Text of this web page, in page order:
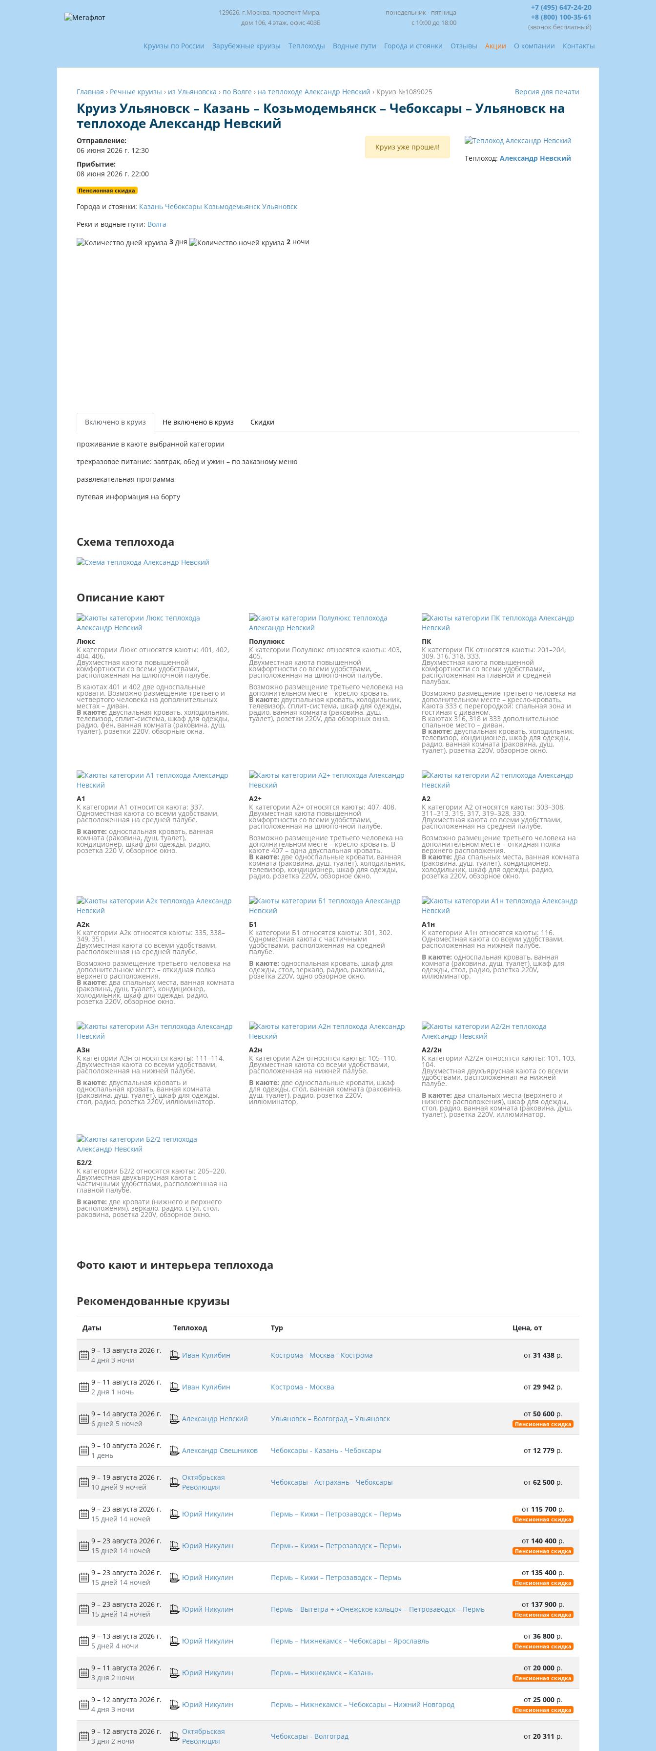
129626, г.Москва, проспект Мира,
дом 106, 4 этаж, офис 403Б
понедельник - пятница
с 10:00 до 18:00
+7 (495) 647-24-20
+8 (800) 100-35-61
(звонок бесплатный)
Круизы по России Зарубежные круизы Теплоходы Водные пути Города и стоянки Отзывы Акции О компании Контакты
Версия для печати
Главная › Речные круизы › из Ульяновска › по Волге › на теплоходе Александр Невский › Круиз №1089025
Круиз Ульяновск – Казань – Козьмодемьянск – Чебоксары – Ульяновск на
теплоходе Александр Невский
Отправление:
06 июня 2026 г. 12:30
Прибытие:
08 июня 2026 г. 22:00
Пенсионная скидка
Круиз уже прошел!
Города и стоянки: Казань Чебоксары Козьмодемьянск Ульяновск
Реки и водные пути: Волга
3 дня 2 ночи
Теплоход: Александр Невский
Включено в круиз Не включено в круиз Скидки
проживание в каюте выбранной категории
трехразовое питание: завтрак, обед и ужин – по заказному меню
развлекательная программа
путевая информация на борту
Схема теплохода
Описание кают
Люкс
К категории Люкс относятся каюты: 401, 402,
404, 406.
Двухместная каюта повышенной
комфортности со всеми удобствами,
расположенная на шлюпочной палубе.
В каютах 401 и 402 две односпальные
кровати. Возможно размещение третьего и
четвертого человека на дополнительных
местах – диван.
В каюте:двуспальная кровать, холодильник,
телевизор, сплит-система, шкаф для одежды,
радио, фен, ванная комната (раковина, душ,
туалет), розетки 220V, обзорные окна.
Полулюкс
К категории Полулюкс относятся каюты: 403,
405.
Двухместная каюта повышенной
комфортности со всеми удобствами,
расположенная на шлюпочной палубе.
Возможно размещение третьего человека на
дополнительном месте – кресло-кровать.
В каюте: двуспальная кровать, холодильник,
телевизор, сплит-система, шкаф для одежды,
радио, ванная комната (раковина, душ,
туалет), розетки 220V, два обзорных окна.
ПК
К категории ПК относятся каюты: 201–204,
309, 316, 318, 333.
Двухместная каюта повышенной
комфортности со всеми удобствами,
расположенная на главной и средней
палубах.
Возможно размещение третьего человека на
дополнительном месте – кресло-кровать.
Каюта 333 с перегородкой: спальная зона и
гостиная с диваном.
В каютах 316, 318 и 333 дополнительное
спальное место – диван.
В каюте: двуспальная кровать, холодильник,
телевизор, кондиционер, шкаф для одежды,
радио, ванная комната (раковина, душ,
туалет), розетка 220V, обзорное окно.
А1
К категории А1 относится каюта: 337.
Одноместная каюта со всеми удобствами,
расположенная на средней палубе.
В каюте: односпальная кровать, ванная
комната (раковина, душ, туалет),
кондиционер, шкаф для одежды, радио,
розетка 220 V, обзорное окно.
А2+
К категории А2+ относятся каюты: 407, 408.
Двухместная каюта повышенной
комфортности со всеми удобствами,
расположенная на шлюпочной палубе.
Возможно размещение третьего человека на
дополнительном месте – кресло-кровать. В
каюте 407 – одна двуспальная кровать.
В каюте: две односпальные кровати, ванная
комната (раковина, душ, туалет), холодильник,
телевизор, кондиционер, шкаф для одежды,
радио, розетка 220V, обзорное окно.
А2
К категории А2 относятся каюты: 303–308,
311–313, 315, 317, 319–328, 330.
Двухместная каюта со всеми удобствами,
расположенная на средней палубе.
Возможно размещение третьего человека на
дополнительном месте – откидная полка
верхнего расположения.
В каюте: два спальных места, ванная комната
(раковина, душ, туалет), кондиционер,
холодильник, шкаф для одежды, радио,
розетка 220V, обзорное окно.
А2к
К категории А2к относятся каюты: 335, 338–
349, 351.
Двухместная каюта со всеми удобствами,
расположенная на средней палубе.
Возможно размещение третьего человека на
дополнительном месте – откидная полка
верхнего расположения.
В каюте: два спальных места, ванная комната
(раковина, душ, туалет), кондиционер,
холодильник, шкаф для одежды, радио,
розетка 220V, обзорное окно.
Б1
К категории Б1 относятся каюты: 301, 302.
Одноместная каюта с частичными
удобствами, расположенная на средней
палубе.
В каюте: односпальная кровать, шкаф для
одежды, стол, зеркало, радио, раковина,
розетка 220V, одно обзорное окно.
А1н
К категории А1н относятся каюты: 116.
Одноместная каюта со всеми удобствами,
расположенная на нижней палубе.
В каюте: односпальная кровать, ванная
комната (раковина, душ, туалет), шкаф для
одежды, стол, радио, розетка 220V,
иллюминатор.
А3н
К категории А3н относятся каюты: 111–114.
Двухместная каюта со всеми удобствами,
расположенная на нижней палубе.
В каюте: двуспальная кровать и
односпальная кровать, ванная комната
(раковина, душ, туалет), шкаф для одежды,
стол, радио, розетка 220V, иллюминатор.
А2н
К категории А2н относятся каюты: 105–110.
Двухместная каюта со всеми удобствами,
расположенная на нижней палубе.
В каюте: две односпальные кровати, шкаф
для одежды, стол, ванная комната (раковина,
душ, туалет), радио, розетка 220V,
иллюминатор.
А2/2н
К категории А2/2н относятся каюты: 101, 103,
104.
Двухместная двухъярусная каюта со всеми
удобствами, расположенная на нижней
палубе.
В каюте: два спальных места (верхнего и
нижнего расположения), шкаф для одежды,
стол, радио, ванная комната (раковина, душ,
туалет), розетка 220V, иллюминатор.
Б2/2
К категории Б2/2 относятся каюты: 205–220.
Двухместная двухъярусная каюта с
частичными удобствами, расположенная на
главной палубе.
В каюте: две кровати (нижнего и верхнего
расположения), зеркало, радио, стул, стол,
раковина, розетка 220V, обзорное окно.
Фото кают и интерьера теплохода
Рекомендованные круизы
Даты Теплоход Тур Цена, от
9 – 13 августа 2026 г.
4 дня 3 ночи
Иван Кулибин Кострома - Москва - Кострома от 31 438р.
9 – 11 августа 2026 г.
2 дня 1 ночь
Иван Кулибин Кострома - Москва от 29 942р.
9 – 14 августа 2026 г.
6 дней 5 ночей
Александр Невский Ульяновск – Волгоград – Ульяновск
от 50 600р.
Пенсионная скидка
9 – 10 августа 2026 г.
1 день
Александр Свешников Чебоксары - Казань - Чебоксары от 12 779р.
9 – 19 августа 2026 г.
10 дней 9 ночей
Октябрьская
Революция
Чебоксары - Астрахань - Чебоксары от 62 500р.
9 – 23 августа 2026 г.
15 дней 14 ночей
Юрий Никулин Пермь – Кижи – Петрозаводск – Пермь
от 115 700р.
Пенсионная скидка
9 – 23 августа 2026 г.
15 дней 14 ночей
Юрий Никулин Пермь – Кижи – Петрозаводск – Пермь
от 140 400р.
Пенсионная скидка
9 – 23 августа 2026 г.
15 дней 14 ночей
Юрий Никулин Пермь – Кижи – Петрозаводск – Пермь
от 135 400р.
Пенсионная скидка
9 – 23 августа 2026 г.
15 дней 14 ночей
Юрий Никулин Пермь – Вытегра + «Онежское кольцо» – Петрозаводск – Пермь
от 137 900р.
Пенсионная скидка
9 – 13 августа 2026 г.
5 дней 4 ночи
Юрий Никулин Пермь – Нижнекамск – Чебоксары – Ярославль
от 36 800р.
Пенсионная скидка
9 – 11 августа 2026 г.
3 дня 2 ночи
Юрий Никулин Пермь – Нижнекамск – Казань
от 20 000р.
Пенсионная скидка
9 – 12 августа 2026 г.
4 дня 3 ночи
Юрий Никулин Пермь – Нижнекамск – Чебоксары – Нижний Новгород
от 25 000р.
Пенсионная скидка
9 – 12 августа 2026 г.
3 дня 2 ночи
Октябрьская
Революция
Чебоксары - Волгоград от 20 311 р.